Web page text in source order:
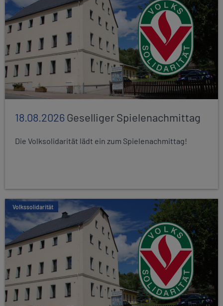
18.08.2026Geselliger Spielenachmittag
Die Volksolidarität lädt ein zum Spielenachmittag!
Volkssolidarität